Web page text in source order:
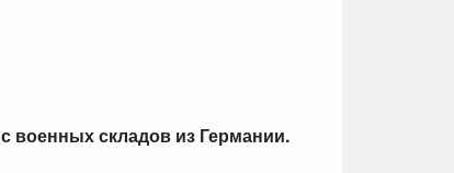
с военных складов из Германии.